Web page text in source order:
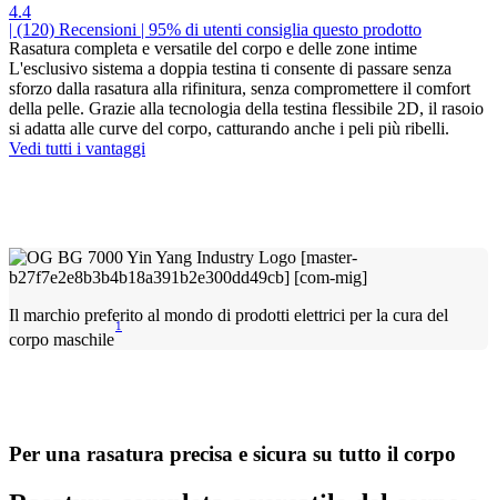
4.4
| (120) Recensioni | 95% di utenti consiglia questo prodotto
Rasatura completa e versatile del corpo e delle zone intime
L'esclusivo sistema a doppia testina ti consente di passare senza
sforzo dalla rasatura alla rifinitura, senza compromettere il comfort
della pelle. Grazie alla tecnologia della testina flessibile 2D, il rasoio
si adatta alle curve del corpo, catturando anche i peli più ribelli.
Vedi tutti i vantaggi
Il marchio preferito al mondo di prodotti elettrici per la cura del
corpo maschile
1
Per una rasatura precisa e sicura su tutto il corpo